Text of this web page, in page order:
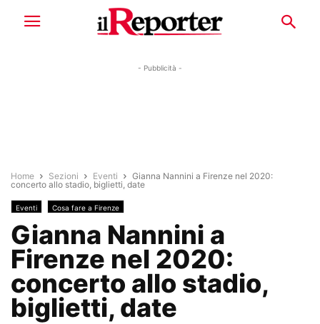
- Pubblicità -
Home Sezioni Eventi
Gianna Nannini a Firenze nel 2020:
concerto allo stadio, biglietti, date
Eventi Cosa fare a Firenze
Gianna Nannini a
Firenze nel 2020:
concerto allo stadio,
biglietti, date